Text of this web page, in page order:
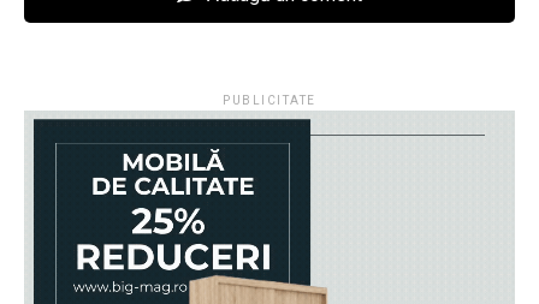
PUBLICITATE